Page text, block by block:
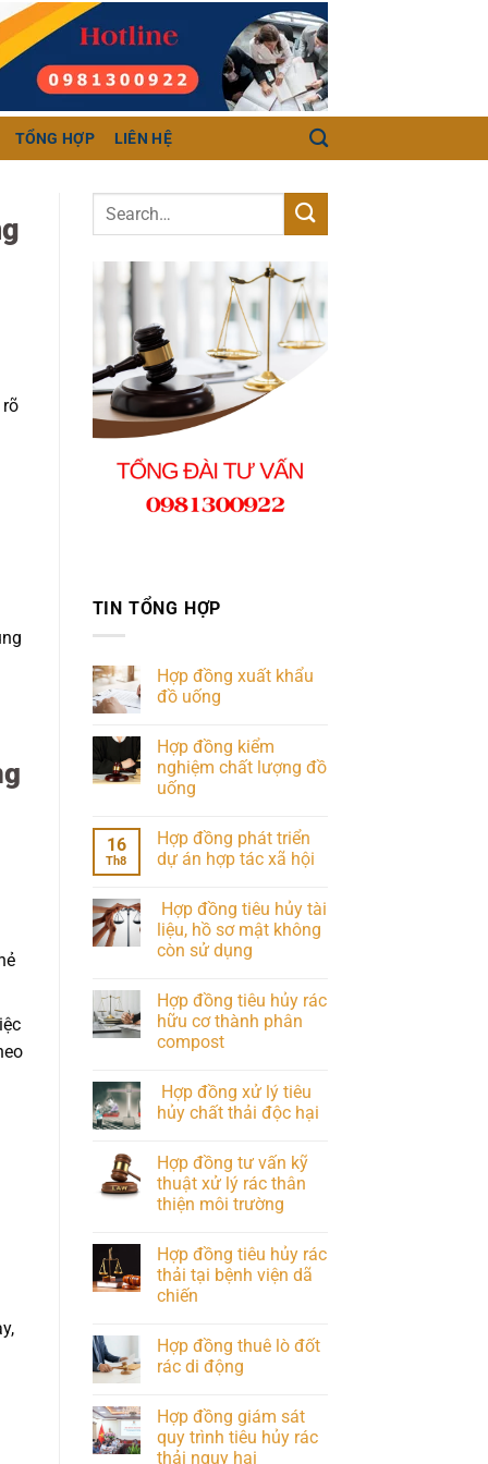
TỔNG HỢP LIÊN HỆ
TIN TỔNG HỢP
Hợp đồng xuất khẩu
đồ uống
Hợp đồng kiểm
nghiệm chất lượng đồ
uống
16
Th8
Hợp đồng phát triển
dự án hợp tác xã hội
Hợp đồng tiêu hủy tài
liệu, hồ sơ mật không
còn sử dụng
Hợp đồng tiêu hủy rác
hữu cơ thành phân
compost
Hợp đồng xử lý tiêu
hủy chất thải độc hại
Hợp đồng tư vấn kỹ
thuật xử lý rác thân
thiện môi trường
Hợp đồng tiêu hủy rác
thải tại bệnh viện dã
chiến
Hợp đồng thuê lò đốt
rác di động
Hợp đồng giám sát
quy trình tiêu hủy rác
thải nguy hại